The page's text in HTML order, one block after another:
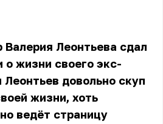
Валерия Леонтьева сдал
о жизни своего экс-
довольно скуп
жизни, хоть
ведёт страницу